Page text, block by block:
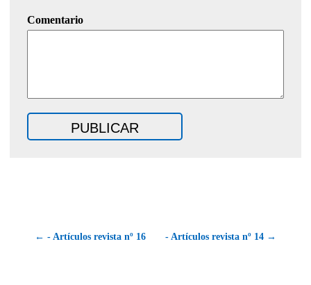
Comentario
← - Artículos revista nº 16 - Artículos revista nº 14 →